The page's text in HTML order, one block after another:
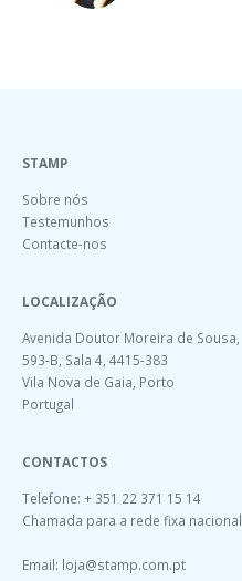
STAMP
Sobre nós
Testemunhos
Contacte-nos
LOCALIZAÇÃO
Avenida Doutor Moreira de Sousa,
593-B, Sala 4, 4415-383
Vila Nova de Gaia, Porto
Portugal
CONTACTOS
Telefone: + 351 22 371 15 14
Chamada para a rede fixa nacional
Email: loja@stamp.com.pt